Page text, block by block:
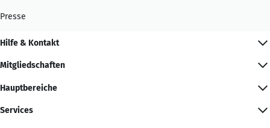
Presse
Hilfe & Kontakt
Mitgliedschaften
Hauptbereiche
Services